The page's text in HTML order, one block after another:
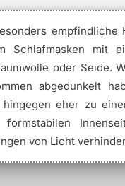
empfindliche
Schlafmasken mit
oder Seide.
abgedunkelt
eher zu
formstabilen
von Licht